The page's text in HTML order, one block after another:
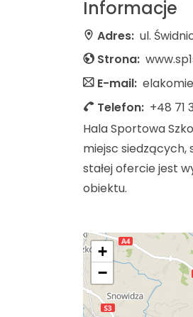
Informacje
Adres: ul.
Strona:
E-mail:
Telefon: +48 71
Hala Sportowa
miejsc siedzących,
stałej ofercie jest
obiektu.
+
−